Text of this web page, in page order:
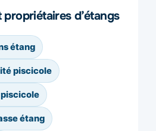
d’étangs
étang
piscicole
étang